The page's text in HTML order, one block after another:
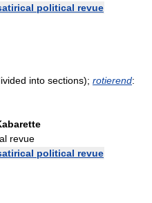
political revue
into sections); rotierend:
revue
political revue